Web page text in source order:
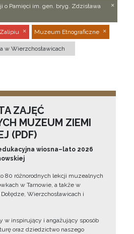
o Pamięci im. gen. bryg. Zdzisława
Muzeum Etnograficzne
w Wierzchosławicach
ZAJĘĆ
MUZEUM ZIEMI
(PDF)
wiosna–lato 2026
80 różnorodnych lekcji muzealnych
w Tarnowie, a także w
Wierzchosławicach i
w inspirujący i angażujący sposób
oraz dziedzictwo naszego